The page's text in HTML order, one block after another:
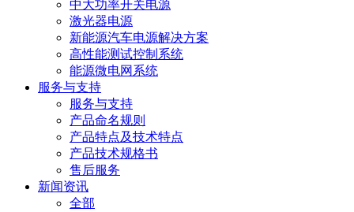
中大功率开关电源
激光器电源
新能源汽车电源解决方案
高性能测试控制系统
能源微电网系统
服务与支持
服务与支持
产品命名规则
产品特点及技术特点
产品技术规格书
售后服务
新闻资讯
全部